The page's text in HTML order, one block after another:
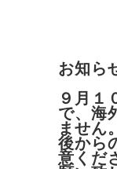
お知ら
９月１
で、海
ません
後から
意くだ